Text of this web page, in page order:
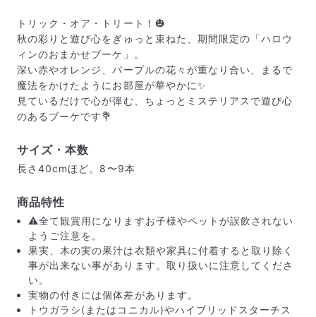
届いたお花に元気がなかったら？
もし届いたお花に「枯れている」「折れている」などの
トリック・オア・トリート！🎃
秋の彩りと遊び心をぎゅっと束ねた、期間限定の「ハロウ
ィンのおまかせブーケ」。
深い赤やオレンジ、パープルの花々が重なり合い、まるで
魔法をかけたようにお部屋が華やかに✨
見ているだけで心が弾む、ちょっとミステリアスで遊び心
のあるブーケです💐
サイズ・本数
長さ40cmほど。8〜9本
商品特性
⚠️全て観賞用になりますお子様やペットが誤飲されない
ようご注意を。
果実、木の実の果汁は衣類や家具に付着すると取り除く
事が出来ない事があります。取り扱いに注意してくださ
い。
実物の付きには個体差があります。
トウガラシ(またはコニカル)やハイブリッドスターチス